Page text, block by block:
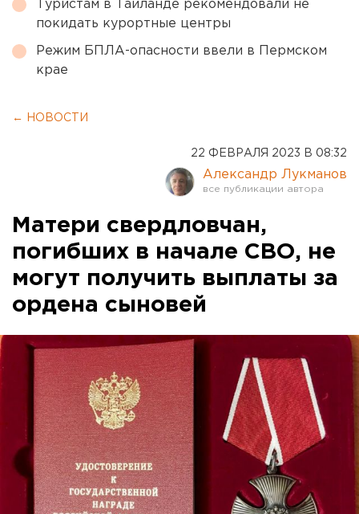
Туристам в Таиланде рекомендовали не
покидать курортные центры
Режим БПЛА-опасности ввели в Пермском
крае
← НОВОСТИ
22 ФЕВРАЛЯ 2023 В 08:32
Александр Лукманов
Матери свердловчан,
погибших в начале СВО, не
могут получить выплаты за
ордена сыновей